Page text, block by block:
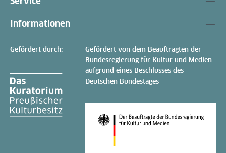
Informationen
Gefördert durch:
Gefördert von dem Beauftragten der
Bundesregierung für Kultur und Medien
aufgrund eines Beschlusses des
Deutschen Bundestages